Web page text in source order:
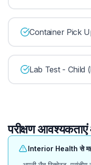
Container Pick
Lab Test - Child
परीक्षण आवश्यकताएं
Interior Health से